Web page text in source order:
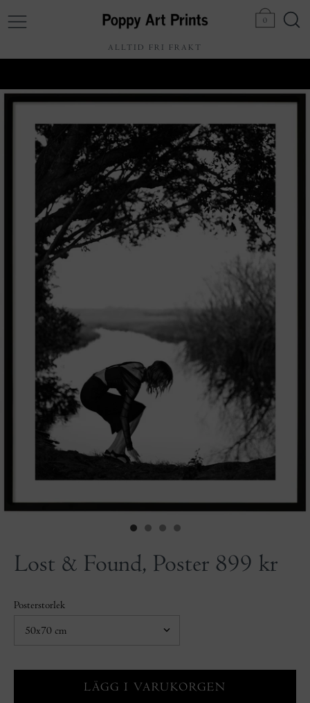
0
ALLTID FRI FRAKT
Lost & Found, Poster 899 kr
Posterstorlek